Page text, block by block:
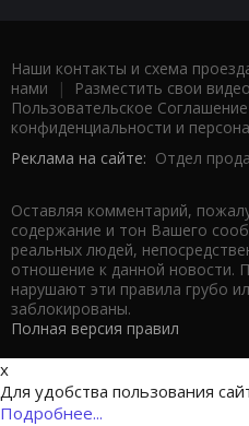
Наши контакты и схема
нами | Разместить свои
Пользовательское Соглашение
конфиденциальности и
Реклама на сайте: Отдел
Оставляя комментарий,
содержание и тон Вашего
реальных людей,
отношение к данной новости.
нарушают эти правила грубо
заблокированы.
Полная версия правил
x
Для удобства пользования
Подробнее...